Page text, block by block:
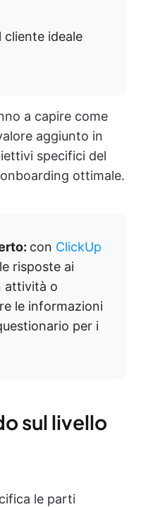
cliente ideale
a capire come
aggiunto in
specifici del
ottimale.
con ClickUp
risposte ai
attività o
le informazioni
per i
sul livello
le parti